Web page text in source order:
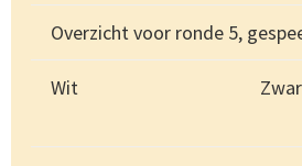
Overzicht voor ronde 5,
Wit